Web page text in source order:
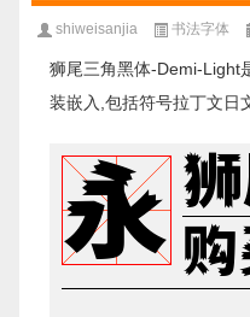
shiweisanjia 书法字体
狮尾三角黑体-Demi-Light
装嵌入,包括符号拉丁文日